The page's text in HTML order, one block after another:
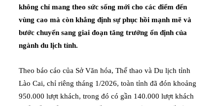
không chỉ mang theo sức sống mới cho các điểm đến
vùng cao mà còn khẳng định sự phục hồi mạnh mẽ và
bước chuyển sang giai đoạn tăng trưởng ổn định của
ngành du lịch tỉnh.
Theo báo cáo của Sở Văn hóa, Thể thao và Du lịch tỉnh
Lào Cai, chỉ riêng tháng 1/2026, toàn tỉnh đã đón khoảng
950.000 lượt khách, trong đó có gần 140.000 lượt khách